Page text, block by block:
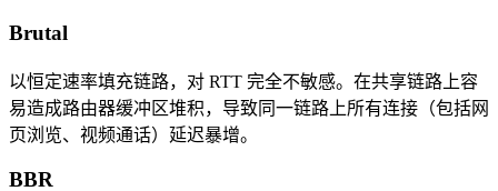
Brutal
以恒定速率填充链路，对 RTT 完全不敏感。在共享链路上容
易造成路由器缓冲区堆积，导致同一链路上所有连接（包括网
页浏览、视频通话）延迟暴增。
BBR